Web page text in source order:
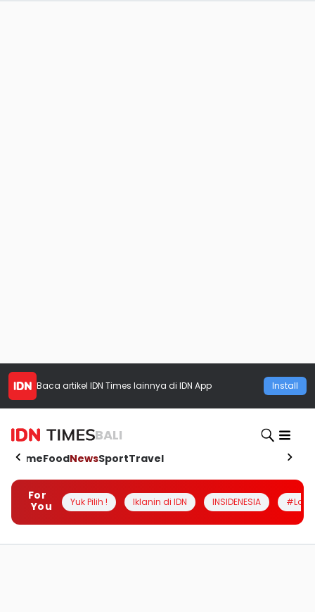
Baca artikel IDN Times lainnya di IDN App Install
BALI
HomeFoodNewsSportTravel
For
You
Yuk Pilih ! Iklanin di IDN INSIDENESIA